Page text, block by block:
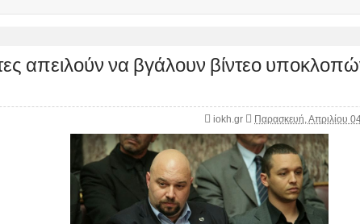
απειλούν να βγάλουν βίντεο
iokh.gr Παρασκευή, Απριλίου